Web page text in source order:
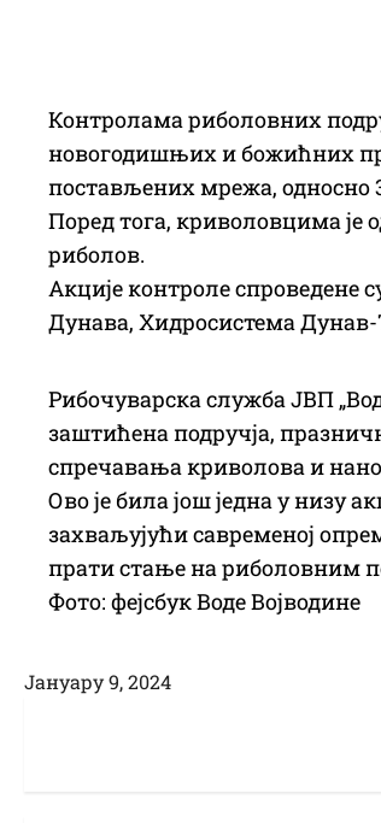
Контролама риболовних
новогодишњих и божићних
постављених мрежа, односно
Поред тога, криволовцима је
риболов.
Акције контроле
Дунава, Хидросистема
Рибочуварска служба ЈВП
заштићена подручја,
спречавања криволова и
Ово је била још једна у низу
захваљујући савременој
прати стање на риболовним
Фото: фејсбук Воде Војводине
Јануарy 9, 2024